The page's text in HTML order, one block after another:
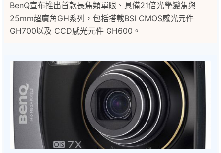
BenQ宣布推出首款長焦類單眼、具備21倍光學變焦與
25mm超廣角GH系列，包括搭載BSI CMOS感光元件
GH700以及 CCD感光元件 GH600。